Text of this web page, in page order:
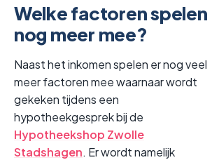
Welke factoren spelen
nog meer mee?
Naast het inkomen spelen er nog veel
meer factoren mee waarnaar wordt
gekeken tijdens een
hypotheekgesprek bij de
Hypotheekshop Zwolle
Stadshagen. Er wordt namelijk